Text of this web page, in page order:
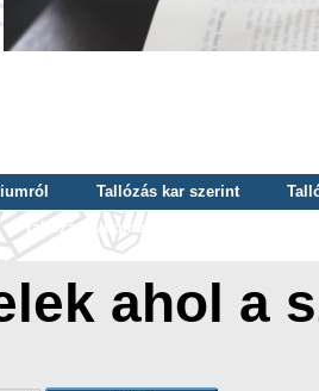
Tallózás kar szerint
Tallózás tudományterület szerint
ahol a